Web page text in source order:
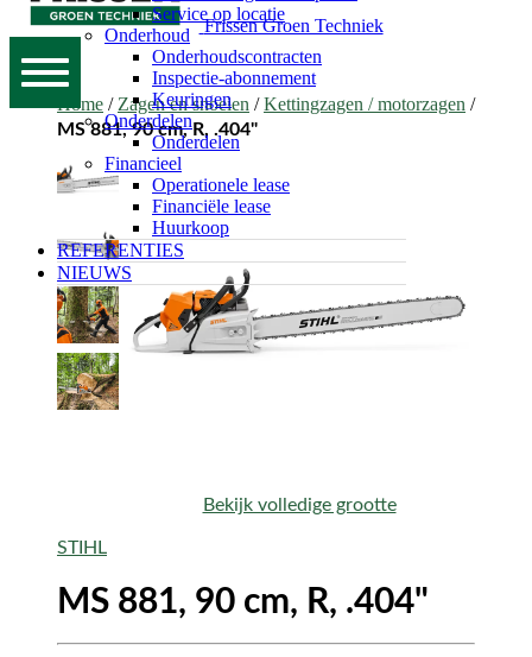
Service op locatie
Onderhoud
Onderhoudscontracten
Inspectie-abonnement
Keuringen
Onderdelen
Onderdelen
Financieel
Operationele lease
Financiële lease
Huurkoop
REFERENTIES
NIEUWS
Frissen Groen Techniek
Home / Zagen en snoeien /Kettingzagen / motorzagen /
MS 881, 90 cm, R, .404"
Bekijk volledige grootte
STIHL
MS 881, 90 cm, R, .404"